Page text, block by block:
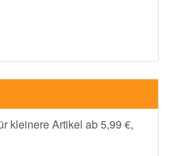
kleinere Artikel ab 5,99 €,